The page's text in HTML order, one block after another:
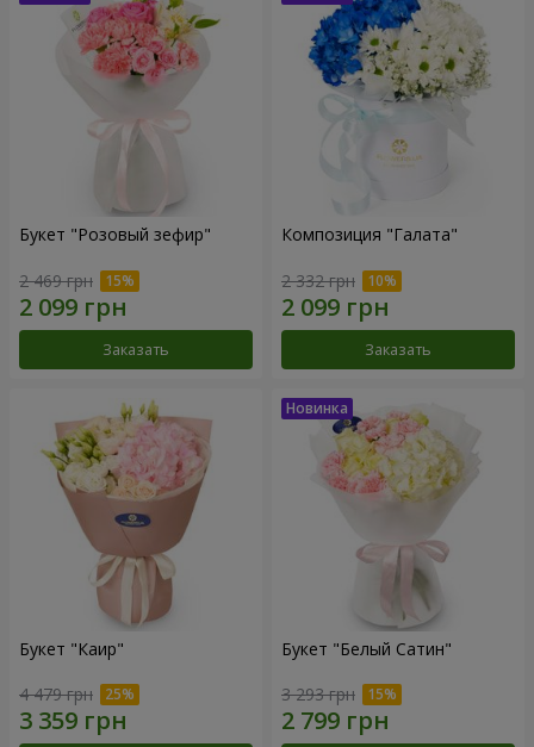
Букет "Розовый зефир"
2 469 грн
Заказать
Композиция "Галата"
2 332 грн
Заказать
Букет "Каир"
4 479 грн
Букет "Белый Сатин"
3 293 грн